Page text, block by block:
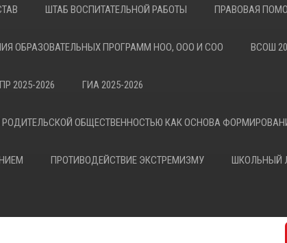
ШТАБ ВОСПИТАТЕЛЬНОЙ РАБОТЫ ПРАВОВАЯ
ОБРАЗОВАТЕЛЬНЫХ ПРОГРАММ НОО, ООО И СОО ВСОШ
2025-2026 ГИА 2025-2026
ОБЩЕСТВЕННОСТЬЮ КАК ОСНОВА
ПРОТИВОДЕЙСТВИЕ ЭКСТРЕМИЗМУ ШКОЛЬНЫЙ